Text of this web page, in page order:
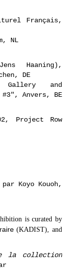
Français,
NL
Haaning),
DE
Gallery and
#3", Anvers, BE
Project Row
Koyo Kouoh,
is curated by
(KADIST), and
la collection